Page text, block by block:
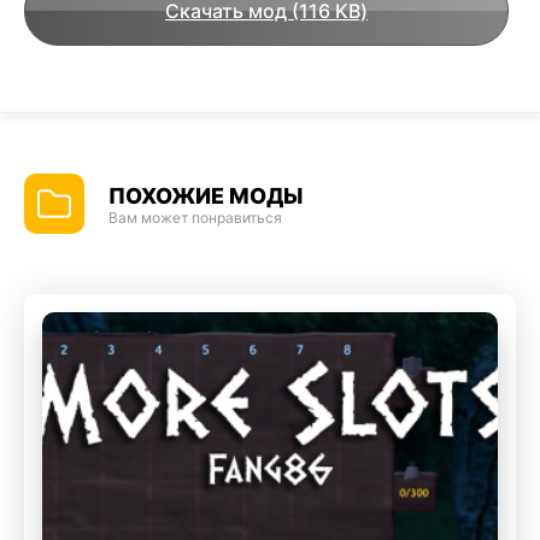
Скачать мод (116 KB)
ПОХОЖИЕ МОДЫ
Вам может понравиться